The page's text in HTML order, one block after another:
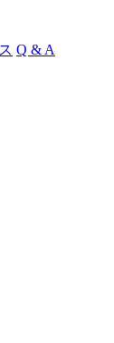
Q & A